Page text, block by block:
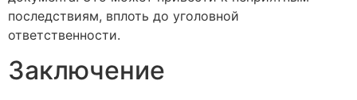
последствиям, вплоть до уголовной
ответственности.
Заключение